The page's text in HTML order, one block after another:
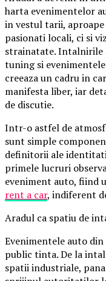
harta evenimentelor
in vestul tarii,
pasionati locali, ci si
strainatate. Intalnirile
tuning si
creeaza un cadru in
manifesta liber, iar
de discutie.
Intr-o astfel de
sunt simple
definitorii ale
primele lucruri
eveniment auto, fiind
rent a car, indiferent
Aradul ca spatiu de
Evenimentele auto
public tinta. De la
spatii industriale,